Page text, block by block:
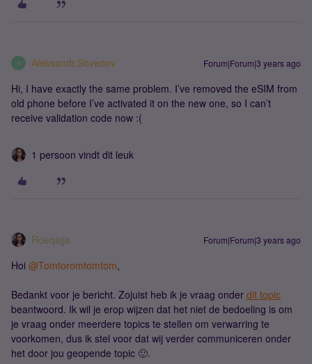
A Aleksandr.Shvedov Forum|Forum|3 years ago
Hi, I have exactly the same problem. I’ve removed the eSIM from
old phone before I’ve activated it on the new one, so I can’t
receive validation code now :(
1 persoon vindt dit leuk
Roeqajja Forum|Forum|3 years ago
Hoi @Tomtoromtomtom,
Bedankt voor je bericht. Zojuist heb ik je vraag onder dit topic
beantwoord. Ik wil je erop wijzen dat het niet de bedoeling is om
je vraag onder meerdere topics te stellen om verwarring te
voorkomen, dus ik stel voor dat wij verder communiceren onder
het door jou geopende topic 🙂.